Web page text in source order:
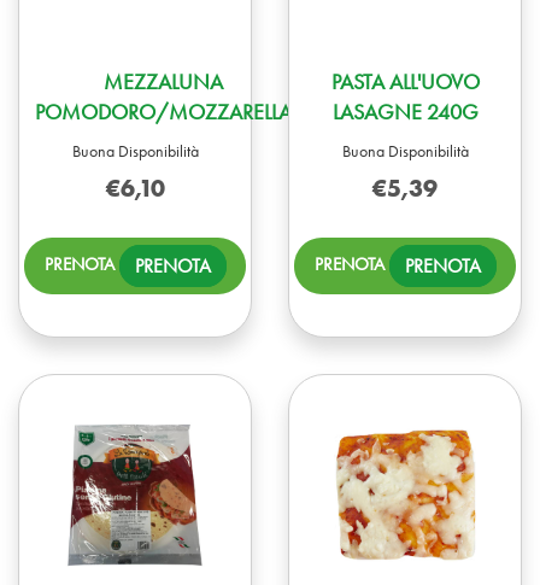
MEZZALUNA
POMODORO/MOZZARELLA
Buona Disponibilità
€6,10
PRENOTA PRENOTA MEZZALUNA
POMODORO/MOZZARELLA AL
CARRELLO
PASTA ALL'UOVO
LASAGNE 240G
Buona Disponibilità
€5,39
PRENOTA